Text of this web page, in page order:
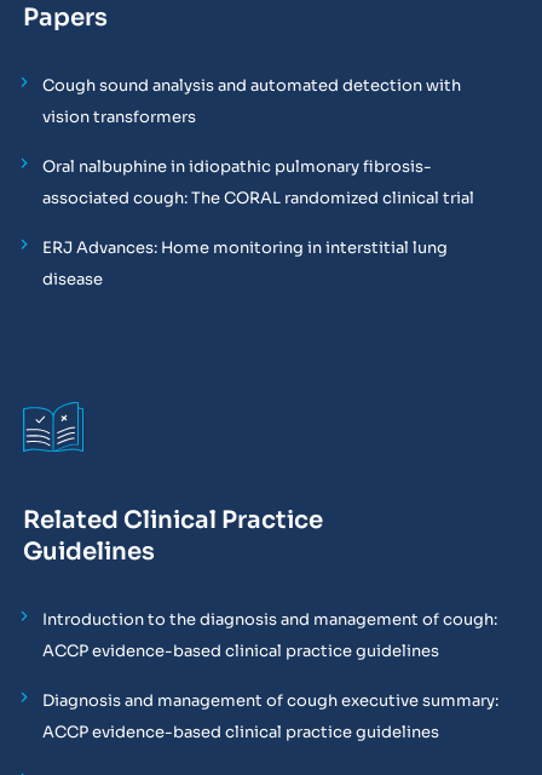
Papers
Cough sound analysis and automated detection with
vision transformers
Oral nalbuphine in idiopathic pulmonary fibrosis-
associated cough: The CORAL randomized clinical trial
ERJ Advances: Home monitoring in interstitial lung
disease
Related Clinical Practice
Guidelines
Introduction to the diagnosis and management of cough:
ACCP evidence-based clinical practice guidelines
Diagnosis and management of cough executive summary:
ACCP evidence-based clinical practice guidelines